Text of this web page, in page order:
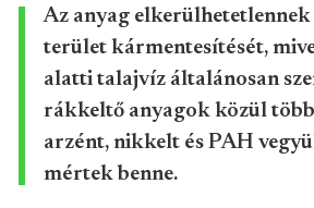
Az anyag elkerülhetetlennek
terület kármentesítését,
alatti talajvíz általánosan
rákkeltő anyagok közül
arzént, nikkelt és PAH
mértek benne.